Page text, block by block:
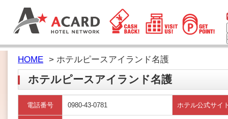
HOME > ホテルピースアイランド名護
ホテルピースアイランド名護
電話番号 0980-43-0781 ホテル公式サイ